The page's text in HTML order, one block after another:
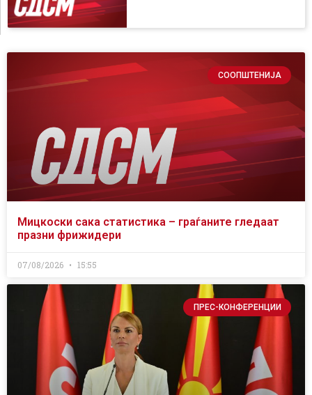
СООПШТЕНИЈА
Мицкоски сака статистика – граѓаните гледаат
празни фрижидери
07/08/2026 15:55
ПРЕС-КОНФЕРЕНЦИИ